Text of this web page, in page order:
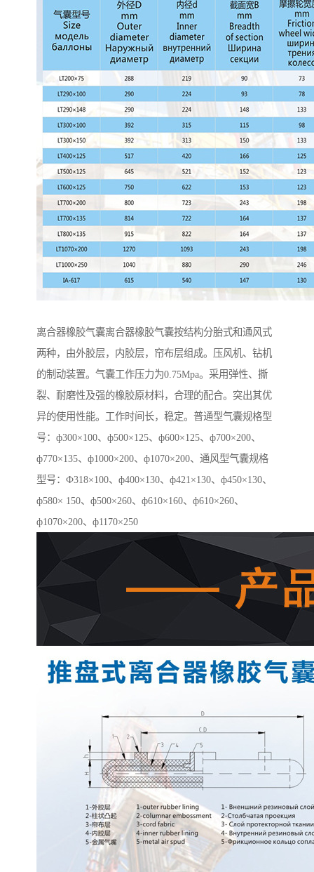
离合器橡胶气囊离合器橡胶气囊按结构分胎式和通风式
两种，由外胶层，内胶层，帘布层组成。压风机、钻机
的制动装置。气囊工作压力为0.75Mpa。采用弹性、撕
裂、耐磨性及强的橡胶原材料，合理的配合。突出其优
异的使用性能。工作时间长，稳定。普通型气囊规格型
号：ф300×100、ф500×125、ф600×125、ф700×200、
ф770×135、ф1000×200、ф1070×200、通风型气囊规格
型号：Ф318×100、ф400×130、ф421×130、ф450×130、
ф580× 150、ф500×260、ф610×160、ф610×260、
ф1070×200、ф1170×250